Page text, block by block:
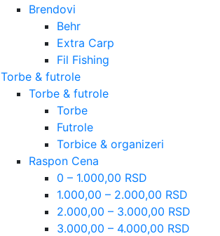
Brendovi
Behr
Extra Carp
Fil Fishing
Torbe & futrole
Torbe & futrole
Torbe
Futrole
Torbice & organizeri
Raspon Cena
0 – 1.000,00 RSD
1.000,00 – 2.000,00 RSD
2.000,00 – 3.000,00 RSD
3.000,00 – 4.000,00 RSD